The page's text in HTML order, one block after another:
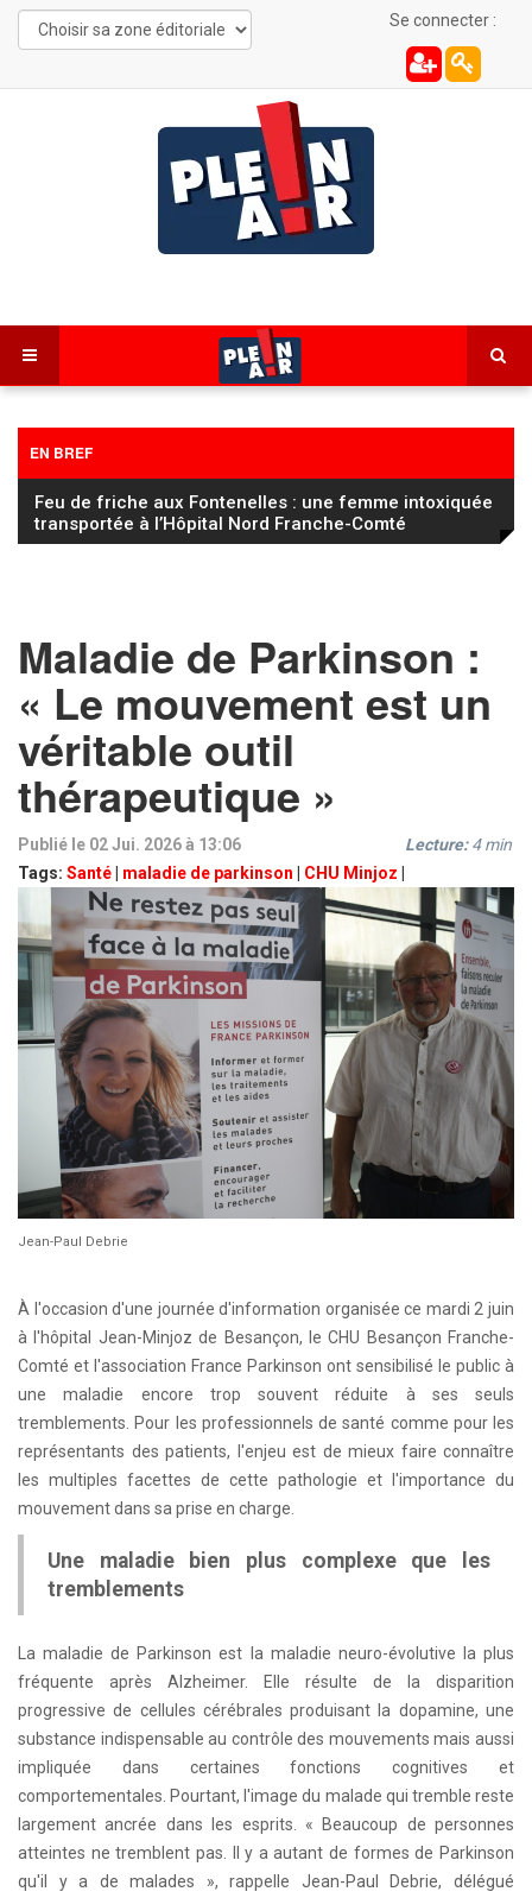
Se connecter :
EN BREF
FC Sochaux Montbéliard : Vincent Hognon lucide
avant d’affronter un Saint‑Étienne « taillé pour la
Maladie de Parkinson :
« Le mouvement est un
véritable outil
thérapeutique »
Publié le 02 Jui. 2026 à 13:06
Tags: Santé maladie de parkinson CHU Minjoz
Lecture: 4min
Jean-Paul Debrie
À l'occasion d'une journée d'information organisée ce mardi 2 juin
à l'hôpital Jean-Minjoz de Besançon, le CHU Besançon Franche-
Comté et l'association France Parkinson ont sensibilisé le public à
une maladie encore trop souvent réduite à ses seuls
tremblements. Pour les professionnels de santé comme pour les
représentants des patients, l'enjeu est de mieux faire connaître
les multiples facettes de cette pathologie et l'importance du
mouvement dans sa prise en charge.
Une maladie bien plus complexe que les
tremblements
La maladie de Parkinson est la maladie neuro-évolutive la plus
fréquente après Alzheimer. Elle résulte de la disparition
progressive de cellules cérébrales produisant la dopamine, une
substance indispensable au contrôle des mouvements mais aussi
impliquée dans certaines fonctions cognitives et
comportementales. Pourtant, l'image du malade qui tremble reste
largement ancrée dans les esprits. « Beaucoup de personnes
atteintes ne tremblent pas. Il y a autant de formes de Parkinson
qu'il y a de malades », rappelle Jean-Paul Debrie, délégué